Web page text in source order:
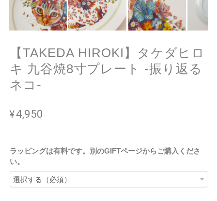
【TAKEDA HIROKI】タケダヒロ
キ 九谷焼8寸プレート -振り返る
ネコ-
¥4,950
ラッピングは有料です。別のGIFTページからご購入くださ
い。